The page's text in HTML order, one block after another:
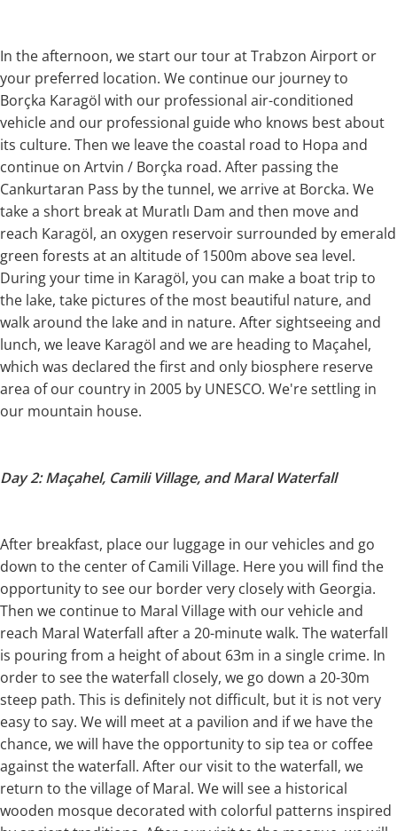
In the afternoon, we start our tour at Trabzon Airport or
your preferred location. We continue our journey to
Borçka Karagöl with our professional air-conditioned
vehicle and our professional guide who knows best about
its culture. Then we leave the coastal road to Hopa and
continue on Artvin / Borçka road. After passing the
Cankurtaran Pass by the tunnel, we arrive at Borcka. We
take a short break at Muratlı Dam and then move and
reach Karagöl, an oxygen reservoir surrounded by emerald
green forests at an altitude of 1500m above sea level.
During your time in Karagöl, you can make a boat trip to
the lake, take pictures of the most beautiful nature, and
walk around the lake and in nature. After sightseeing and
lunch, we leave Karagöl and we are heading to Maçahel,
which was declared the first and only biosphere reserve
area of ​​our country in 2005 by UNESCO. We're settling in
our mountain house.
Day 2: Maçahel, Camili Village, and Maral Waterfall
After breakfast, place our luggage in our vehicles and go
down to the center of Camili Village. Here you will find the
opportunity to see our border very closely with Georgia.
Then we continue to Maral Village with our vehicle and
reach Maral Waterfall after a 20-minute walk. The waterfall
is pouring from a height of about 63m in a single crime. In
order to see the waterfall closely, we go down a 20-30m
steep path. This is definitely not difficult, but it is not very
easy to say. We will meet at a pavilion and if we have the
chance, we will have the opportunity to sip tea or coffee
against the waterfall. After our visit to the waterfall, we
return to the village of Maral. We will see a historical
wooden mosque decorated with colorful patterns inspired